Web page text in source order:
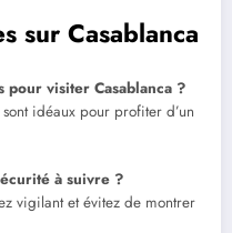
sur Casablanca
pour visiter Casablanca ?
idéaux pour profiter d’un
à suivre ?
vigilant et évitez de montrer